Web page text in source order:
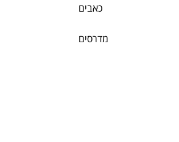
כאבים
מדרסים